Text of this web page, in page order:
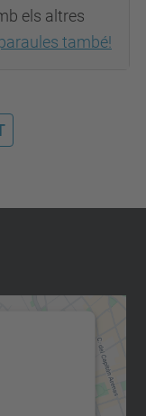
els altres
també!